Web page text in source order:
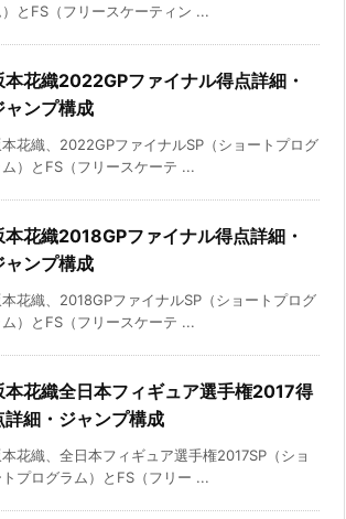
）とFS（フリースケーティン ...
本花織2022GPファイナル得点詳細・
ャンプ構成
花織、2022GPファイナルSP（ショートプログ
ム）とFS（フリースケーテ ...
本花織2018GPファイナル得点詳細・
ャンプ構成
花織、2018GPファイナルSP（ショートプログ
ム）とFS（フリースケーテ ...
本花織全日本フィギュア選手権2017得
詳細・ジャンプ構成
花織、全日本フィギュア選手権2017SP（ショ
トプログラム）とFS（フリー ...